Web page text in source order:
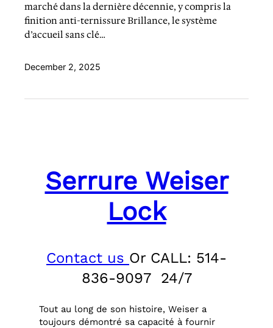
marché dans la dernière décennie, y compris la
finition anti-ternissure Brillance, le système
d’accueil sans clé…
December 2, 2025
Serrure Weiser
Lock
Contact us Or CALL: 514-
836-9097 24/7
Tout au long de son histoire, Weiser a
toujours démontré sa capacité à fournir